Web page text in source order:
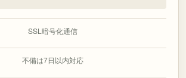
SSL暗号化通信
不備は7日以内対応